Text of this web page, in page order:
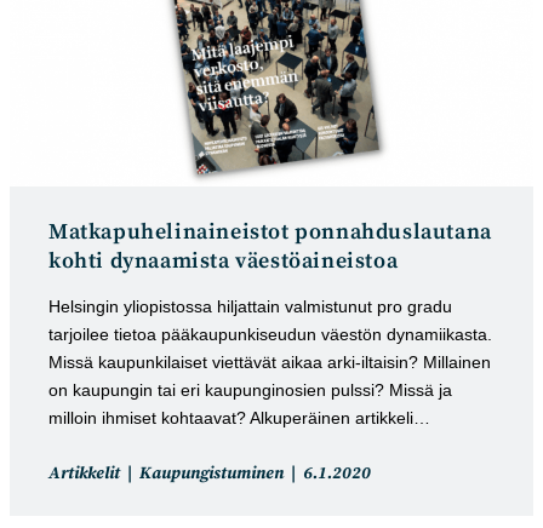
Matkapuhelinaineistot ponnahduslautana
kohti dynaamista väestöaineistoa
Helsingin yliopistossa hiljattain valmistunut pro gradu
tarjoilee tietoa pääkaupunkiseudun väestön dynamiikasta.
Missä kaupunkilaiset viettävät aikaa arki-iltaisin? Millainen
on kaupungin tai eri kaupunginosien pulssi? Missä ja
milloin ihmiset kohtaavat? Alkuperäinen artikkeli…
Artikkelin
Artikkelit Kaupungistuminen
Artikkeli
6.1.2020